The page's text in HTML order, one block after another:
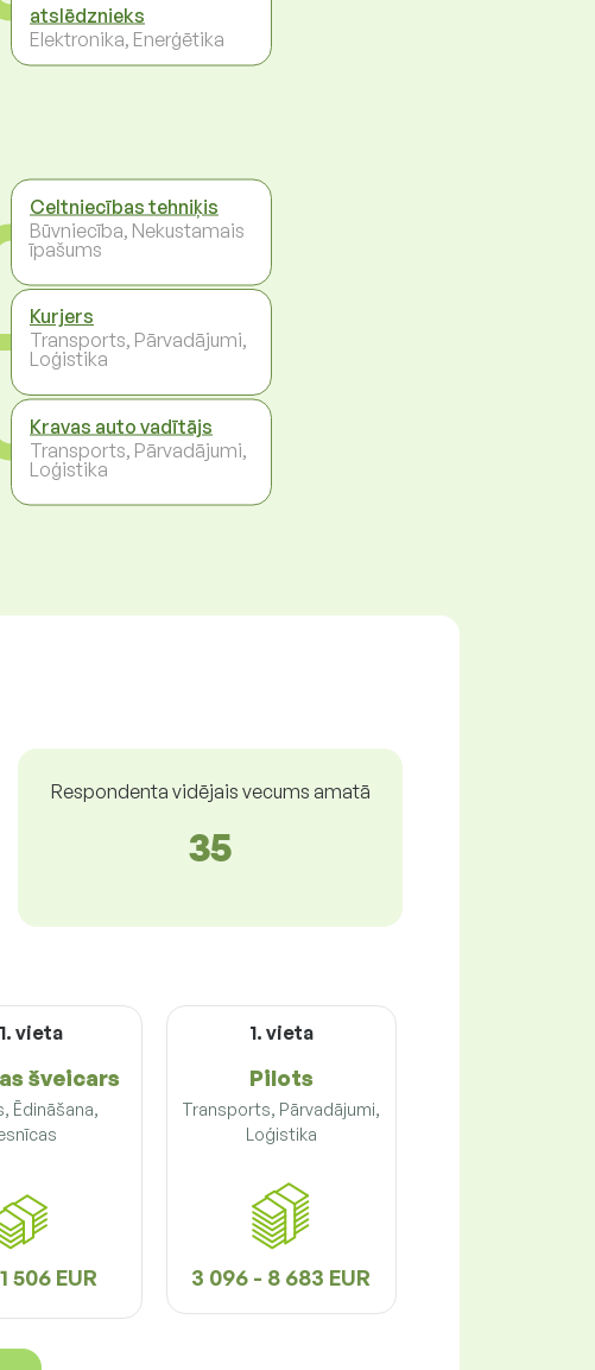
atslēdznieks
Elektronika, Enerģētika
Celtniecības tehniķis
Būvniecība, Nekustamais
īpašums
Kurjers
Transports, Pārvadājumi,
Loģistika
Kravas auto vadītājs
Transports, Pārvadājumi,
Loģistika
Respondenta vidējais vecums amatā
35
vieta
šveicars
Ēdināšana,
506 EUR
1. vieta
Pilots
Transports, Pārvadājumi,
Loģistika
3 096 - 8 683 EUR